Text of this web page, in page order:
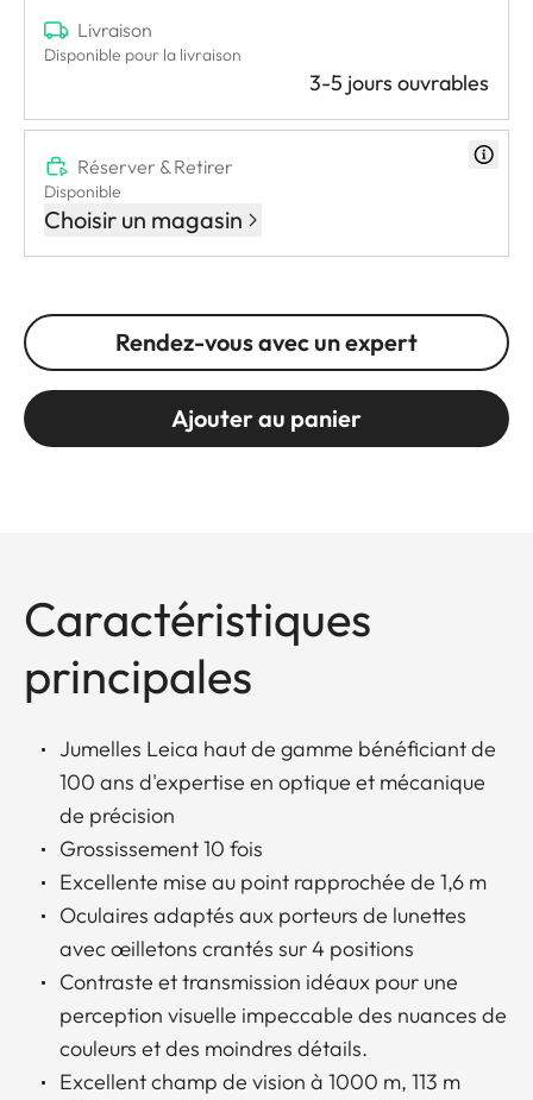
Livraison
Disponible pour la livraison
3-5 jours ouvrables
Réserver & Retirer
Disponible
Choisir un magasin
Rendez-vous avec un expert
Ajouter au panier
Caractéristiques
principales
Jumelles Leica haut de gamme bénéficiant de
100 ans d'expertise en optique et mécanique
de précision
Grossissement 10 fois
Excellente mise au point rapprochée de 1,6 m
Oculaires adaptés aux porteurs de lunettes
avec œilletons crantés sur 4 positions
Contraste et transmission idéaux pour une
perception visuelle impeccable des nuances de
couleurs et des moindres détails.
Excellent champ de vision à 1000 m, 113 m